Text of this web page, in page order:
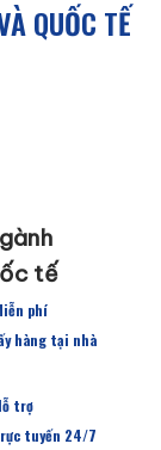
QUỐC TẾ
tế
phí
hàng tại nhà
trợ
tuyến 24/7